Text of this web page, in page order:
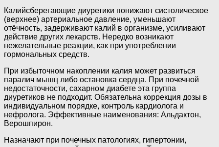
Калийсберегающие диуретики понижают систолическое
(верхнее) артериальное давление, уменьшают
отёчность, задерживают калий в организме, усиливают
действие других лекарств. Нередко возникают
нежелательные реакции, как при употреблении
гормональных средств.
При избыточном накоплении калия может развиться
паралич мышц либо остановка сердца. При почечной
недостаточности, сахарном диабете эта группа
диуретиков не подходит. Обязательна коррекция дозы в
индивидуальном порядке, контроль кардиолога и
нефролога. Эффективные наименования: Альдактон,
Верошпирон.
Назначают при почечных патологиях, гипертонии,